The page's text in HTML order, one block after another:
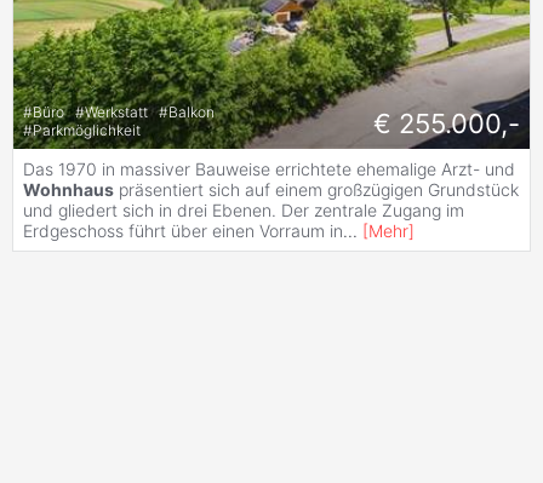
#Büro #Werkstatt #Balkon
#Parkmöglichkeit € 255.000,-
Das 1970 in massiver Bauweise errichtete ehemalige Arzt- und
Wohnhaus präsentiert sich auf einem großzügigen Grundstück
und gliedert sich in drei Ebenen. Der zentrale Zugang im
Erdgeschoss führt über einen Vorraum in... [Mehr]